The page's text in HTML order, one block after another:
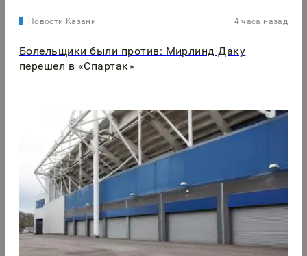
Новости Казани 4 часа назад
Болельщики были против: Мирлинд Даку
перешел в «Спартак»